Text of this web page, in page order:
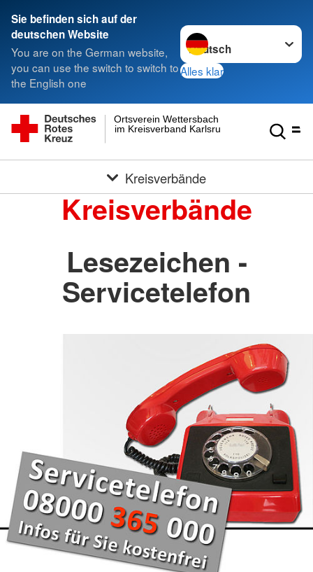
Sie befinden sich auf der
deutschen Website
You are on the German website,
you can use the switch to switch to
the English one
Sprache wechseln zu
Alles klar
im Kreisverband Karlsruhe e.V.
Ortsverein Wettersbach
Kreisverbände
Kreisverbände
Lesezeichen -
Servicetelefon